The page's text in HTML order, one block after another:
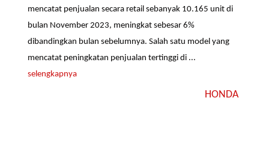
mencatat penjualan secara retail sebanyak 10.165 unit di
bulan November 2023, meningkat sebesar 6%
dibandingkan bulan sebelumnya. Salah satu model yang
mencatat peningkatan penjualan tertinggi di ...
selengkapnya
HONDA